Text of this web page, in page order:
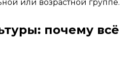
или возрастной группе.
почему всё